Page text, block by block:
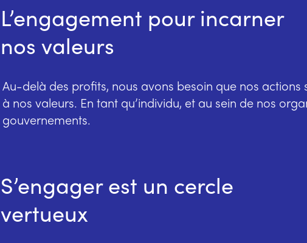
L’engagement pour incarner
nos valeurs
Au-delà des profits, nous avons besoin que nos actions
à nos valeurs. En tant qu’individu, et au sein de nos
gouvernements.
S’engager est un cercle
vertueux